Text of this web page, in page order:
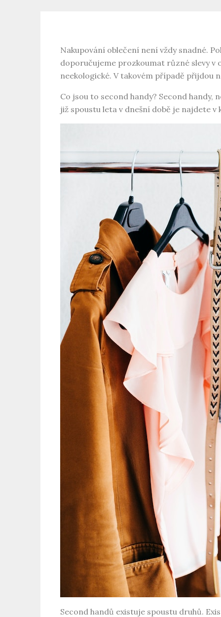
Nakupování oblečení není vždy snadné.
doporučujeme prozkoumat různé slevy v
neekologické. V takovém případě přijdou
Co jsou to second handy? Second handy,
již spoustu leta v dnešní době je najdete v
Second handů existuje spoustu druhů.